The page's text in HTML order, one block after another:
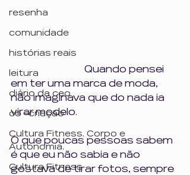
resenha
comunidade
histórias reais
leitura
diário da ceo
co -criação
Cultura Fitness, Corpo e
Autonomia,
Cultura Fitness
			 Quando pensei
em ter uma marca de moda,
não imaginava que do nada ia
virar modelo.
O que poucas pessoas sabem
é que eu não sabia e não
gostava de tirar fotos, sempre